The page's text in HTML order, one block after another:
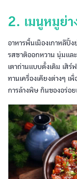
2. เมนูหมูย่
อาหารพื้นเมืองเกาหลีปิ้
รสชาติออกหวาน นุ่มแ
เตาถ่านแบบดั้งเดิม เสิ
ทานเครื่องเคียงต่างๆ เ
การล้างพิษ กินของอร่อ